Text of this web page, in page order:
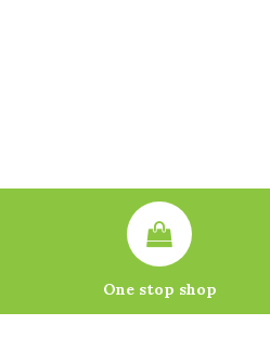
One stop shop